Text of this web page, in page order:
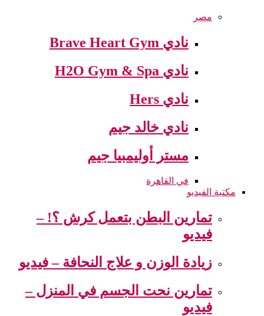
مصر
نادي Brave Heart Gym
نادي H2O Gym & Spa
نادي Hers
نادي خالد جيم
مستر أوليمبيا جيم
في القاهرة
مكتبة الفيديو
تمارين البطن بتعمل كرش ؟! –
فيديو
زيادة الوزن و علاج النحافة – فيديو
تمارين نحت الجسم في المنزل –
فيديو